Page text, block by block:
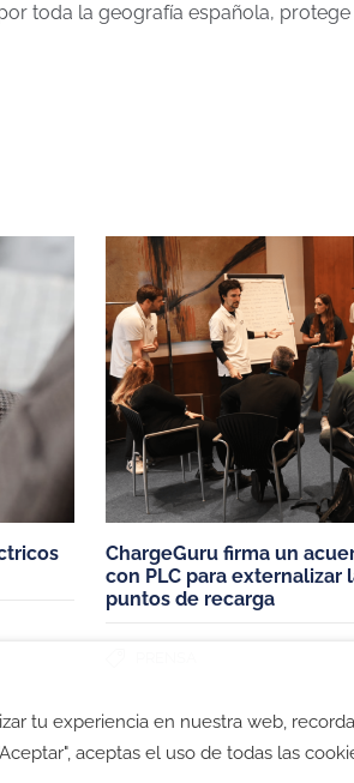
toda la geografía española,
ChargeGuru firma un
con PLC para externalizar
puntos de recarga
y
¿Cómo debería
recarga
Modelos de
-Política de Cookies -Política
tu experiencia en nuestra web,
aceptas el uso de todas las